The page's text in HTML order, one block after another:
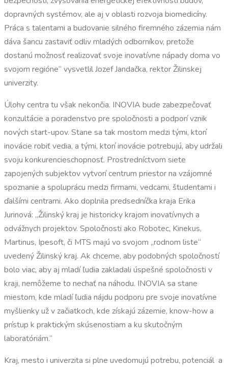
dopravných systémov, ale aj v oblasti rozvoja biomedicíny.
Práca s talentami a budovanie silného firemného zázemia nám
dáva šancu zastaviť odliv mladých odborníkov, pretože
dostanú možnosť realizovať svoje inovatívne nápady doma vo
svojom regióne“ vysvetlil Jozef Jandačka, rektor Žilinskej
univerzity.
Úlohy centra tu však nekončia. INOVIA bude zabezpečovať
konzultácie a poradenstvo pre spoločnosti a podporí vznik
nových start-upov. Stane sa tak mostom medzi tými, ktorí
inovácie robiť vedia, a tými, ktorí inovácie potrebujú, aby udržali
svoju konkurencieschopnosť. Prostredníctvom siete
zapojených subjektov vytvorí centrum priestor na vzájomné
spoznanie a spoluprácu medzi firmami, vedcami, študentami i
ďalšími centrami. Ako doplnila predsedníčka kraja Erika
Jurinová: „Žilinský kraj je historicky krajom inovatívnych a
odvážnych projektov. Spoločnosti ako Robotec, Kinekus,
Martinus, Ipesoft, či MTS majú vo svojom „rodnom liste“
uvedený Žilinský kraj. Ak chceme, aby podobných spoločností
bolo viac, aby aj mladí ľudia zakladali úspešné spoločnosti v
kraji, nemôžeme to nechať na náhodu. INOVIA sa stane
miestom, kde mladí ľudia nájdu podporu pre svoje inovatívne
myšlienky už v začiatkoch, kde získajú zázemie, know-how a
prístup k praktickým skúsenostiam a ku skutočným
laboratóriám.“
Kraj, mesto i univerzita si plne uvedomujú potrebu, potenciál a